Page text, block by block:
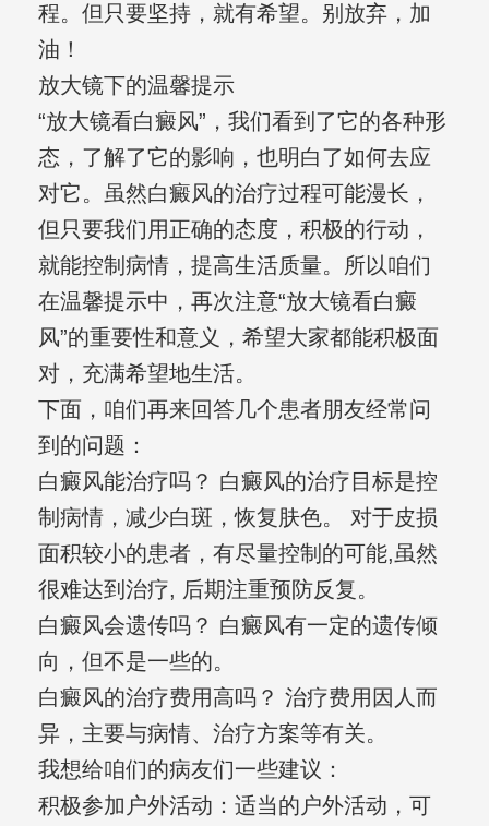
程。但只要坚持，就有希望。别放弃，加
油！
放大镜下的温馨提示
“放大镜看白癜风”，我们看到了它的各种形
态，了解了它的影响，也明白了如何去应
对它。虽然白癜风的治疗过程可能漫长，
但只要我们用正确的态度，积极的行动，
就能控制病情，提高生活质量。所以咱们
在温馨提示中，再次注意“放大镜看白癜
风”的重要性和意义，希望大家都能积极面
对，充满希望地生活。
下面，咱们再来回答几个患者朋友经常问
到的问题：
白癜风能治疗吗？ 白癜风的治疗目标是控
制病情，减少白斑，恢复肤色。 对于皮损
面积较小的患者，有尽量控制的可能,虽然
很难达到治疗, 后期注重预防反复。
白癜风会遗传吗？ 白癜风有一定的遗传倾
向，但不是一些的。
白癜风的治疗费用高吗？ 治疗费用因人而
异，主要与病情、治疗方案等有关。
我想给咱们的病友们一些建议：
积极参加户外活动：适当的户外活动，可